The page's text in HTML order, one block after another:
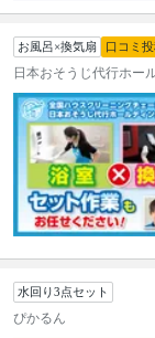
お風呂×換気扇 口コミ
日本おそうじ代行ホー
水回り3点セット
ぴかるん